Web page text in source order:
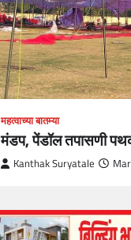
महत्वाच्या बातम्या
मंडप, पेंडॉल तपासणी
Kanthak Suryatale